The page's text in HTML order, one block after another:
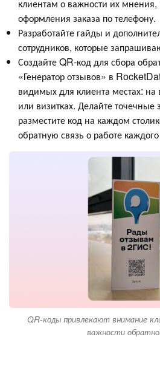
клиентам о важности их
оформления заказа по телефону.
Разработайте гайды и
сотрудников, которые
Создайте QR-код для сбора
«Генератор отзывов» в
видимых для клиента местах: на
или визитках. Делайте
разместите код на каждом
обратную связь о работе
QR-коды привлекают внимание
важности